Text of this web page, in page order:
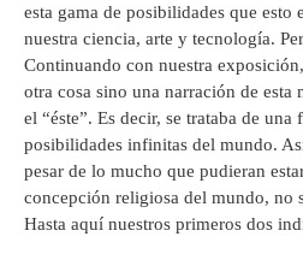
esta gama de posibilidades que esto
nuestra ciencia, arte y tecnología.
Continuando con nuestra
otra cosa sino una narración de esta
el “éste”. Es decir, se trataba de una
posibilidades infinitas del mundo.
pesar de lo mucho que pudieran
concepción religiosa del mundo, no
Hasta aquí nuestros primeros dos